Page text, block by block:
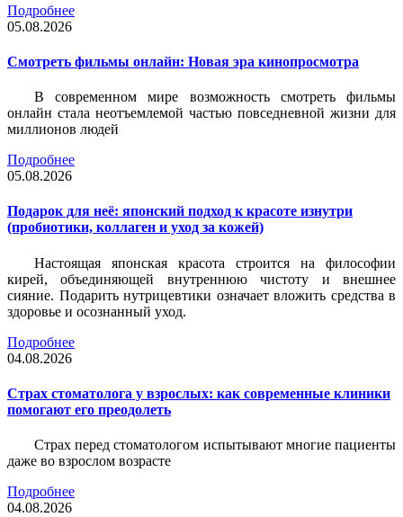
Подробнее
05.08.2026
Смотреть фильмы онлайн: Новая эра кинопросмотра
В современном мире возможность смотреть фильмы
онлайн стала неотъемлемой частью повседневной жизни для
миллионов людей
Подробнее
05.08.2026
Подарок для неё: японский подход к красоте изнутри
(пробиотики, коллаген и уход за кожей)
Настоящая японская красота строится на философии
кирей, объединяющей внутреннюю чистоту и внешнее
сияние. Подарить нутрицевтики означает вложить средства в
здоровье и осознанный уход.
Подробнее
04.08.2026
Страх стоматолога у взрослых: как современные клиники
помогают его преодолеть
Страх перед стоматологом испытывают многие пациенты
даже во взрослом возрасте
Подробнее
04.08.2026